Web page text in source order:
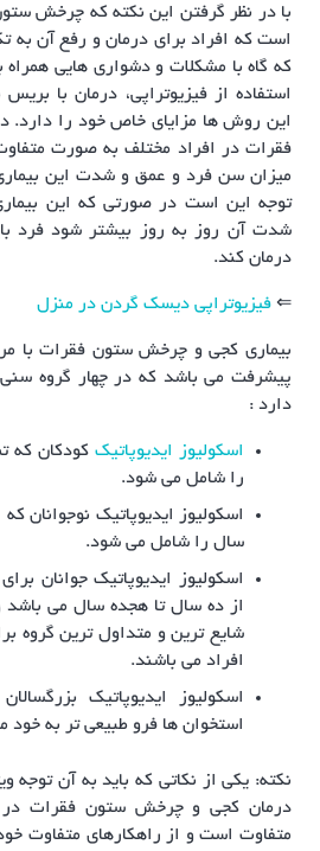
با در نظر گرفتن این نکته که چرخش
است که افراد برای درمان و رفع آن به
که گاه با مشکلات و دشواری هایی همراه
استفاده از فیزیوتراپی، درمان با
این روش ها مزایای خاص خود را
فقرات در افراد مختلف به صورت
میزان سن فرد و عمق و شدت این
توجه این است در صورتی که این
شدت آن روز به روز بیشتر شود فرد
درمان کند.
⇐ فیزیوتراپی دیسک گردن در منزل
بیماری کجی و چرخش ستون فقرات با
پیشرفت می باشد که در چهار گروه سنی
دارد :
اسکولیوز ایدیوپاتیک کودکان که
را شامل می شود.
اسکولیوز ایدیوپاتیک نوجوانان
سال را شامل می شود.
اسکولیوز ایدیوپاتیک جوانان
از ده سال تا هجده سال می باشد
شایع ترین و متداول ترین گروه
افراد می باشند.
اسکولیوز ایدیوپاتیک
استخوان ها فرو طبیعی تر به خود
نکته: یکی از نکاتی که باید به آن
درمان کجی و چرخش ستون فقرات
متفاوت است و از راهکارهای متفاوت